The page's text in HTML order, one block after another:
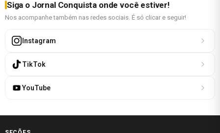
Siga o Jornal Conquista onde você estiver!
Nos acompanhe também nas redes sociais. É só clicar e seguir!
Instagram
TikTok
YouTube